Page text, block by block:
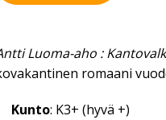
Luoma-aho :
romaani
Kunto: K3+ (hyvä +)